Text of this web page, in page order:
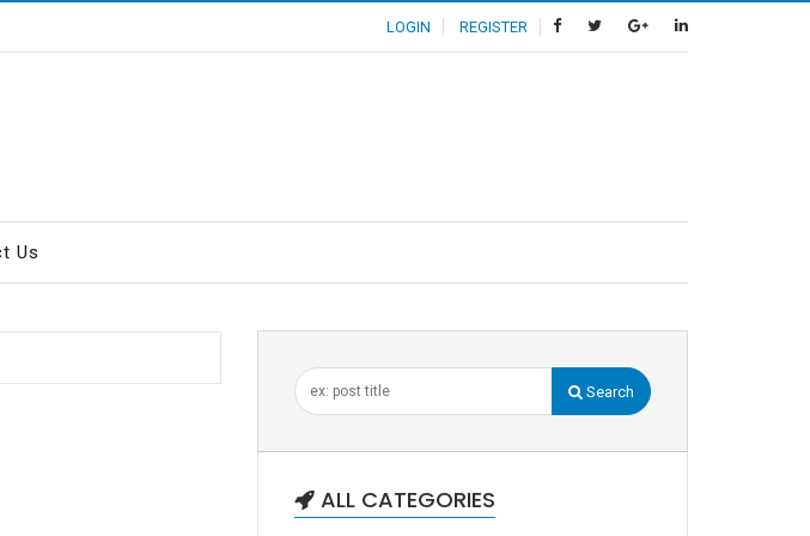
LOGIN REGISTER
Us
Search
ALL CATEGORIES